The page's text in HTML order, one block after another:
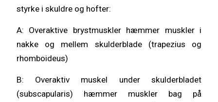
styrke i skuldre og hofter:
A: Overaktive brystmuskler hæmmer muskler i
nakke og mellem skulderblade (trapezius og
rhomboideus)
B: Overaktiv muskel under skulderbladet
(subscapularis) hæmmer muskler bag på